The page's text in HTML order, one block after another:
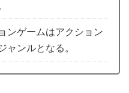
ンゲームはアクション
ャンルとなる。